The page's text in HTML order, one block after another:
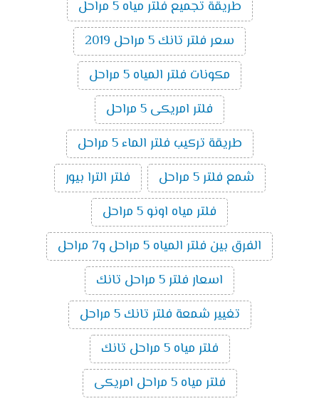
طريقة تجميع فلتر مياه 5 مراحل
سعر فلتر تانك 5 مراحل 2019
مكونات فلتر المياه 5 مراحل
فلتر امريكى 5 مراحل
طريقة تركيب فلتر الماء 5 مراحل
شمع فلتر 5 مراحل
فلتر الترا بيور
فلتر مياه اونو 5 مراحل
الفرق بين فلتر المياه 5 مراحل و7 مراحل
اسعار فلتر 5 مراحل تانك
تغيير شمعة فلتر تانك 5 مراحل
فلتر مياه 5 مراحل تانك
فلتر مياه 5 مراحل امريكى